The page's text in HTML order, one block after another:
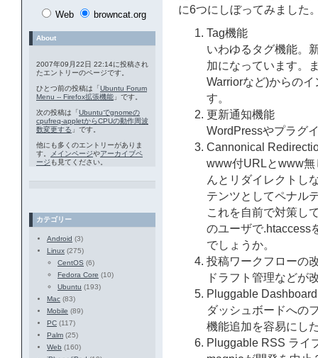
に6つにしぼってみました
Tag機能
いわゆるタグ機能。
加になっています。
Warriorなど)からの
す。
更新通知機能
WordPressやプラグ
Cannonical
www付URLとwww
んとリダイレクトし
テンツとしてペナル
これを自前で対策し
のユーザで.htaccess
でしょうか。
投稿ワークフローの
ドラフト管理などが
Pluggable Dashboard
ダッシュボードへの
機能追加を容易にし
Pluggable RSS ライ
Web browncat.org
About
2007年09月22日 22:14に投稿され
たエントリーのページです。
ひとつ前の投稿は「Ubuntu Forum
Menu -- Firefox拡張機能 」です。
次の投稿は「Ubuntuでgnomeの
cpufreq-appletからCPUの動作周波
数変更する 」です。
他にも多くのエントリーがありま
す。
メインページやアーカイブペ
ージ も見てください。
カテゴリー
Android (3)
Linux (275)
CentOS (6)
Fedora Core (10)
Ubuntu (193)
Mac (83)
Mobile (89)
PC (117)
Palm (25)
Web (160)